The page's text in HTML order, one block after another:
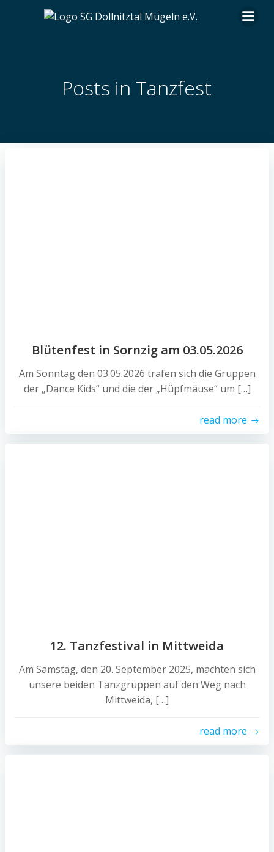
Inhalt
Posts in Tanzfest
Blütenfest in Sornzig am 03.05.2026
Am Sonntag den 03.05.2026 trafen sich die Gruppen
der „Dance Kids“ und die der „Hüpfmäuse“ um […]
read more
12. Tanzfestival in Mittweida
Am Samstag, den 20. September 2025, machten sich
unsere beiden Tanzgruppen auf den Weg nach
Mittweida, […]
read more